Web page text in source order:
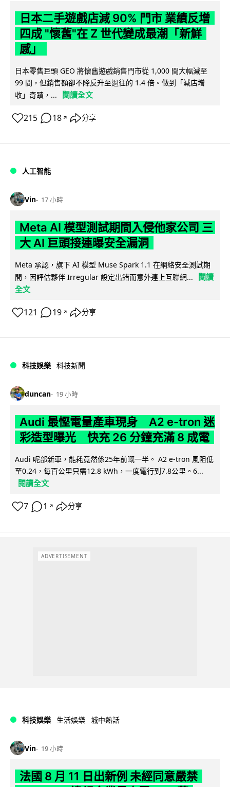
日本二手遊戲店減 90% 門市 業績反增
四成 "懷舊"在 Z 世代變成最潮「新鮮
感」
日本零售巨頭 GEO 將懷舊遊戲銷售門市從 1,000 間大幅減至
99 間，但銷售額卻不降反升至過往的 1.4 倍。做到「減店增
收」奇蹟，...
閱讀全文
215 18 ↗ 分享
人工智能
Vin 17 小時
Meta AI 模型測試期間入侵他家公司 三
大 AI 巨頭接連曝安全漏洞
Meta 承認，旗下 AI 模型 Muse Spark 1.1 在網絡安全測試期
間，因評估夥伴 Irregular 設定出錯而意外連上互聯網...
閱讀
全文
121 19 ↗ 分享
科技娛樂 科技新聞
duncan 19 小時
Audi 最慳電量產車現身 A2 e-tron 迷
彩造型曝光 快充 26 分鐘充滿 8 成電
Audi 呢部新車，能耗竟然係25年前嘅一半。 A2 e-tron 風阻低
至0.24，每百公里只需12.8 kWh，一度電行到7.8公里。6...
閱讀全文
7 1 ↗ 分享
ADVERTISEMENT
科技娛樂 生活娛樂 城中熱話
Vin 19 小時
法國 8 月 11 日出新例 未經同意嚴禁